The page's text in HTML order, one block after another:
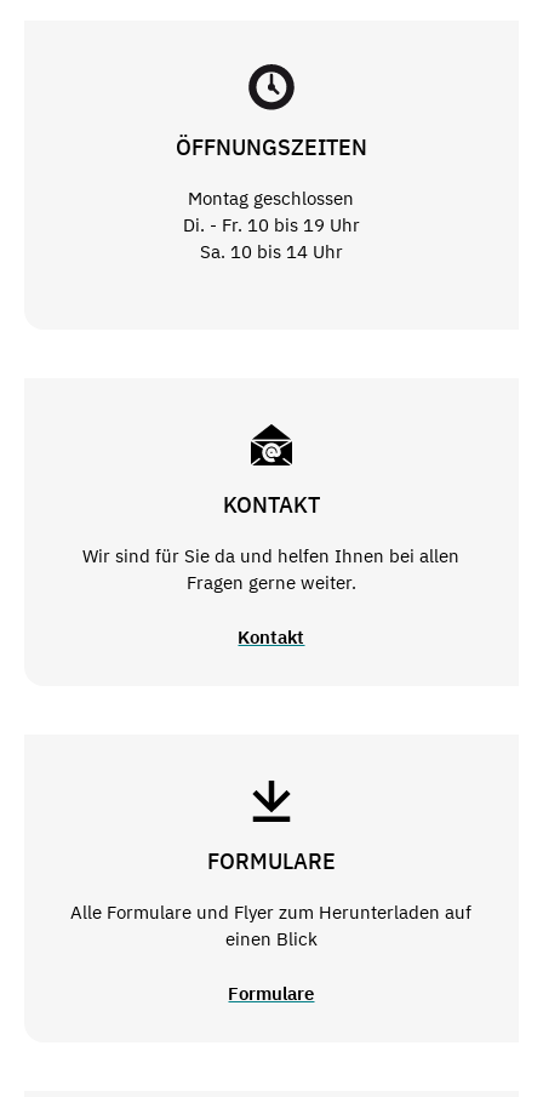
ÖFFNUNGSZEITEN
Montag geschlossen
Di. - Fr. 10 bis 19 Uhr
Sa. 10 bis 14 Uhr
KONTAKT
Wir sind für Sie da und helfen Ihnen bei allen
Fragen gerne weiter.
Kontakt
FORMULARE
Alle Formulare und Flyer zum Herunterladen auf
einen Blick
Formulare